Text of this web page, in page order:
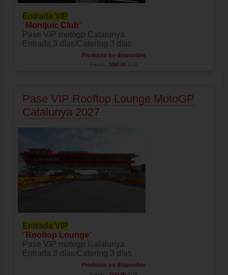
Entrada VIP
" Montjuic Club"
Pase VIP motogp Catalunya
Entrada 3 días/Catering 3 días
Producto no disponible
Precio: 1099.00 EUR
Pase VIP Rooftop Lounge MotoGP
Catalunya 2027
Entrada VIP
" Rooftop Lounge"
Pase VIP motogp Catalunya
Entrada 3 días/Catering 3 días
Producto no disponible